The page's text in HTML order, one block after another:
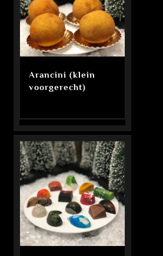
Arancini (klein
voorgerecht)